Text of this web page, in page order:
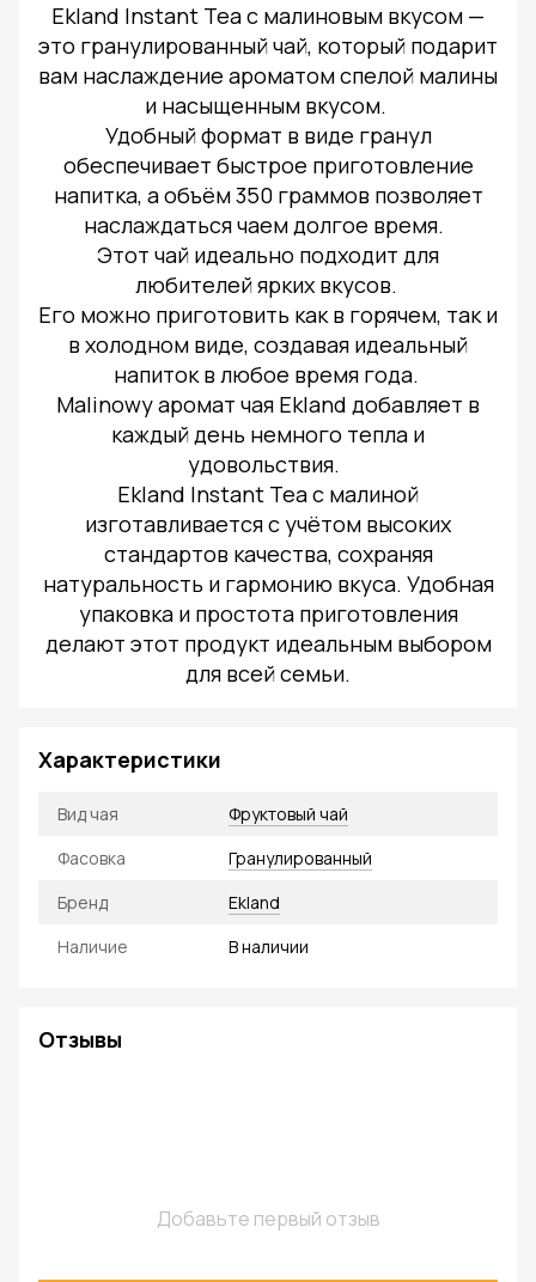
Ekland Instant Tea с малиновым вкусом —
это гранулированный чай, который подарит
вам наслаждение ароматом спелой малины
и насыщенным вкусом.
Удобный формат в виде гранул
обеспечивает быстрое приготовление
напитка, а объём 350 граммов позволяет
наслаждаться чаем долгое время.
Этот чай идеально подходит для
любителей ярких вкусов.
Его можно приготовить как в горячем, так и
в холодном виде, создавая идеальный
напиток в любое время года.
Malinowy аромат чая Ekland добавляет в
каждый день немного тепла и
удовольствия.
Ekland Instant Tea с малиной
изготавливается с учётом высоких
стандартов качества, сохраняя
натуральность и гармонию вкуса. Удобная
упаковка и простота приготовления
делают этот продукт идеальным выбором
для всей семьи.
Характеристики
Вид чая
Фруктовый чай
Фасовка
Гранулированный
Бренд
Ekland
Наличие
В наличии
Отзывы
Добавьте первый отзыв